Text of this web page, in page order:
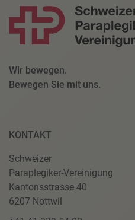
Wir bewegen.
Bewegen Sie mit uns.
KONTAKT
Schweizer
Paraplegiker-Vereinigung
Kantonsstrasse 40
6207 Nottwil